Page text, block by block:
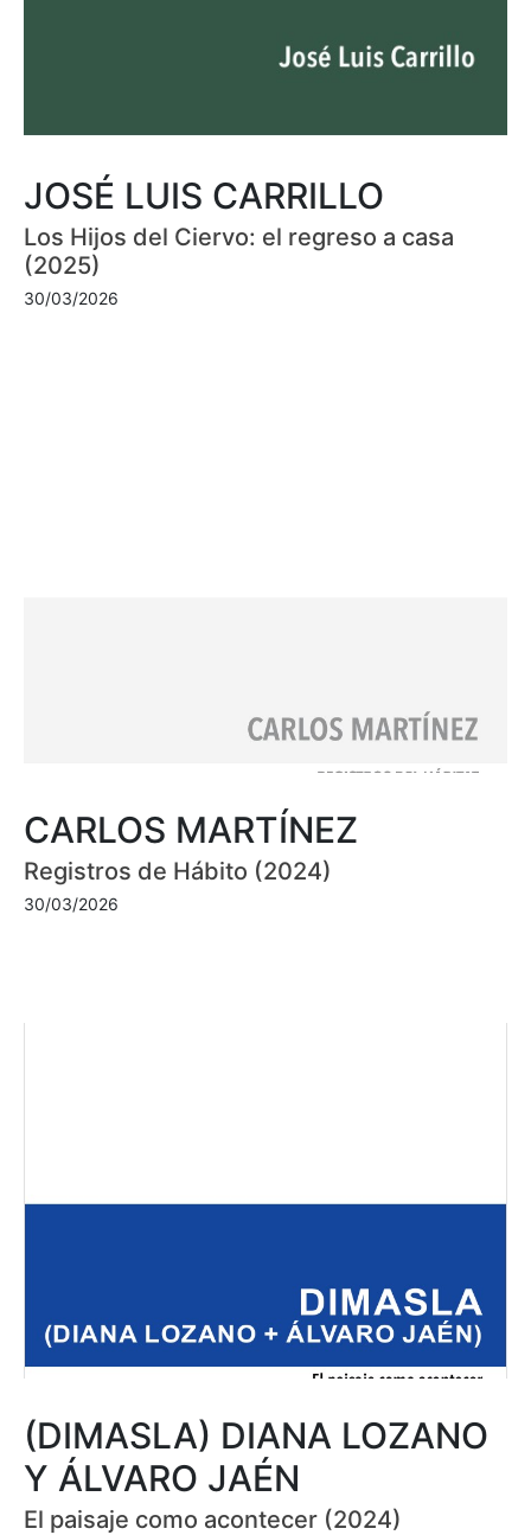
JOSÉ LUIS CARRILLO
Los Hijos del Ciervo: el regreso a casa
(2025)
30/03/2026
CARLOS MARTÍNEZ
Registros de Hábito (2024)
30/03/2026
(DIMASLA) DIANA LOZANO
Y ÁLVARO JAÉN
El paisaje como acontecer (2024)